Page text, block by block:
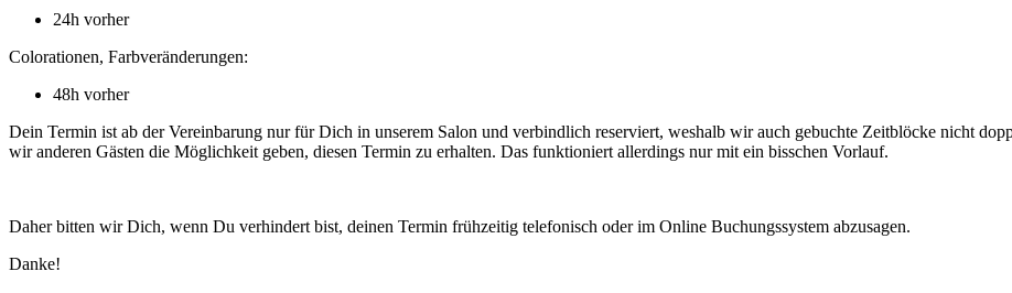
24h vorher
Colorationen, Farbveränderungen:
48h vorher
Dein Termin ist ab der Vereinbarung nur für Dich in unserem Salon und verbindlich reserviert, weshalb wir auch gebuchte Zeitblöcke nicht
wir anderen Gästen die Möglichkeit geben, diesen Termin zu erhalten. Das funktioniert allerdings nur mit ein bisschen Vorlauf.
Daher bitten wir Dich, wenn Du verhindert bist, deinen Termin frühzeitig telefonisch oder im Online Buchungssystem abzusagen.
Danke!